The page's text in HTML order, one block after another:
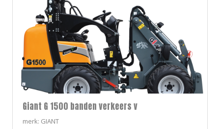
Giant G 1500 banden verkeers v
merk: GIANT